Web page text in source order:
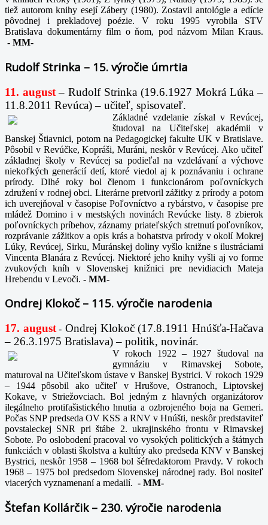
tiež autorom knihy esejí Zábery (1980). Zostavil antológie a edície
pôvodnej i prekladovej poézie. V roku 1995 vyrobila STV
Bratislava dokumentárny film o ňom, pod názvom Milan Kraus.
- MM-
Rudolf Strinka – 15. výročie úmrtia
11. august – Rudolf Strinka (19.6.1927 Mokrá Lúka –
11.8.2011 Revúca) – učiteľ, spisovateľ.
Základné vzdelanie získal v Revúcej,
študoval na Učiteľskej akadémii v
Banskej Štiavnici, potom na Pedagogickej fakulte UK v Bratislave.
Pôsobil v Revúčke, Kopráši, Muráni, neskôr v Revúcej. Ako učiteľ
základnej školy v Revúcej sa podieľal na vzdelávaní a výchove
niekoľkých generácií detí, ktoré viedol aj k poznávaniu i ochrane
prírody. Dlhé roky bol členom i funkcionárom poľovníckych
združení v rodnej obci. Literárne pretvoril zážitky z prírody a potom
ich uverejňoval v časopise Poľovníctvo a rybárstvo, v časopise pre
mládež Domino i v mestských novinách Revúcke listy. 8 zbierok
poľovníckych príbehov, záznamy priateľských stretnutí poľovníkov,
rozprávanie zážitkov a opis krás a bohatstva prírody v okolí Mokrej
Lúky, Revúcej, Sirku, Muránskej doliny vyšlo knižne s ilustráciami
Vincenta Blanára z Revúcej. Niektoré jeho knihy vyšli aj vo forme
zvukových kníh v Slovenskej knižnici pre nevidiacich Mateja
Hrebendu v Levoči. - MM-
Ondrej Klokoč – 115. výročie narodenia
17. august- Ondrej Klokoč (17.8.1911 Hnúšťa-Hačava
– 26.3.1975 Bratislava) – politik, novinár.
V rokoch 1922 – 1927 študoval na
gymnáziu v Rimavskej Sobote,
maturoval na Učiteľskom ústave v Banskej Bystrici. V rokoch 1929
– 1944 pôsobil ako učiteľ v Hrušove, Ostranoch, Liptovskej
Kokave, v Striežovciach. Bol jedným z hlavných organizátorov
ilegálneho protifašistického hnutia a ozbrojeného boja na Gemeri.
Počas SNP predseda OV KSS a RNV v Hnúšti, neskôr predstaviteľ
povstaleckej SNR pri štábe 2. ukrajinského frontu v Rimavskej
Sobote. Po oslobodení pracoval vo vysokých politických a štátnych
funkciách v oblasti školstva a kultúry ako predseda KNV v Banskej
Bystrici, neskôr 1958 – 1968 bol šéfredaktorom Pravdy. V rokoch
1968 – 1975 bol predsedom Slovenskej národnej rady. Bol nositeľ
viacerých vyznamenaní a medailí. - MM-
Štefan Kollárčik – 230. výročie narodenia